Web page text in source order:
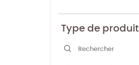
Type de produit
jardin
95